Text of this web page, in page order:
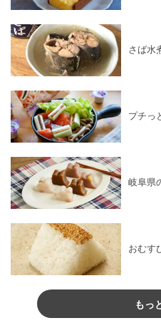
さば水
プチっ
岐阜県
おむす
もっ